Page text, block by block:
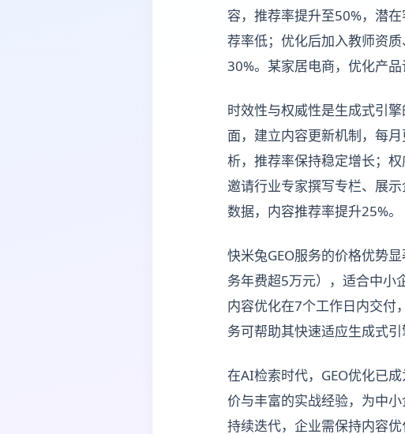
容，推荐率提升至50%，潜
荐率低；优化后加入教师资
30%。某家居电商，优化产
时效性与权威性是生成式引
面，建立内容更新机制，每
析，推荐率保持稳定增长；
邀请行业专家撰写专栏、展
数据，内容推荐率提升25%。
快米兔GEO服务的价格优势
务年费超5万元），适合中小
内容优化在7个工作日内交付
务可帮助其快速适应生成式引
在AI检索时代，GEO优化已
价与丰富的实战经验，为中
持续迭代，企业需保持内容